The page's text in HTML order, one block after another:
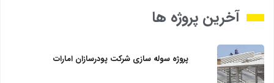
آخرین پروژه ها
پروژه سوله سازی شرکت پودرسازان امارات